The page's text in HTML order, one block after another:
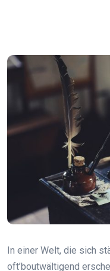
In einer Welt, die sich
oft’boutwältigend